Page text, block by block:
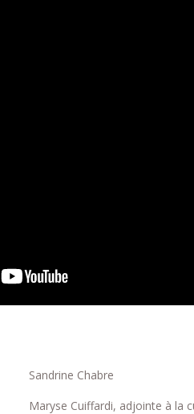
Sandrine Chabre
Maryse Cuiffardi, adjointe à la